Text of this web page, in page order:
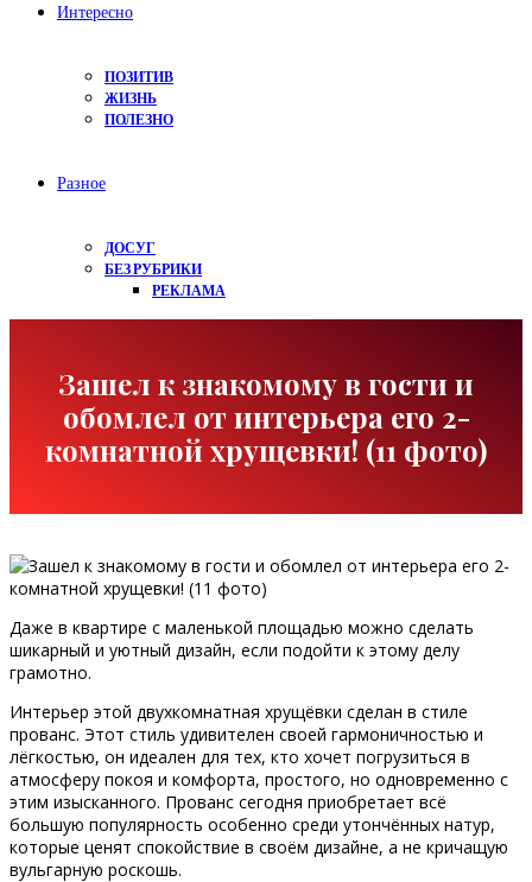
Интересно
ПОЗИТИВ
ЖИЗНЬ
ПОЛЕЗНО
Разное
ДОСУГ
БЕЗ РУБРИКИ
РЕКЛАМА
Зашел к знакомому в гости и
обомлел от интерьера его 2-
комнатной хрущевки! (11 фото)
Даже в квартире с маленькой площадью можно сделать
шикарный и уютный дизайн, если подойти к этому делу
грамотно.
Интерьер этой двухкомнатная хрущёвки сделан в стиле
прованс. Этот стиль удивителен своей гармоничностью и
лёгкостью, он идеален для тех, кто хочет погрузиться в
атмосферу покоя и комфорта, простого, но одновременно с
этим изысканного. Прованс сегодня приобретает всё
большую популярность особенно среди утончённых натур,
которые ценят спокойствие в своём дизайне, а не кричащую
вульгарную роскошь.